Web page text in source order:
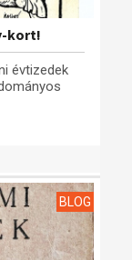
kort!
évtizedek
BLOG